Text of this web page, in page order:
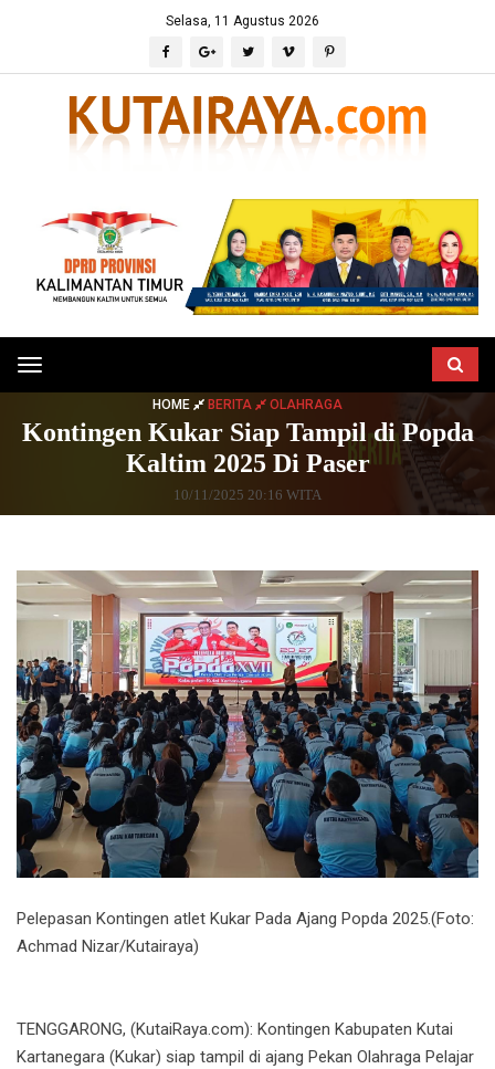
Selasa, 11 Agustus 2026
Toggle
navigation
HOME BERITA OLAHRAGA
Kontingen Kukar Siap Tampil di Popda
Kaltim 2025 Di Paser
10/11/2025 20:16 WITA
Pelepasan Kontingen atlet Kukar Pada Ajang Popda 2025.(Foto:
Achmad Nizar/Kutairaya)
TENGGARONG, (KutaiRaya.com): Kontingen Kabupaten Kutai
Kartanegara (Kukar) siap tampil di ajang Pekan Olahraga Pelajar